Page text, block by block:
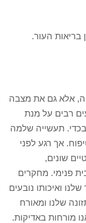
בריאות העור.
אלא גם את מצבה
רבים על מנת
בכדי. תעשייה שלמה
אך רגע לפני
שונים,
פנימי. מחקרים
ואיכותו נובעים
שלנו ומאורח
מורחות באדיקות.